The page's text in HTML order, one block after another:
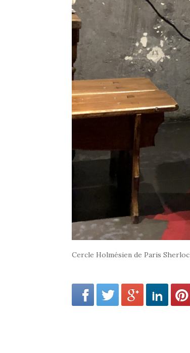
Cercle Holmésien de Paris